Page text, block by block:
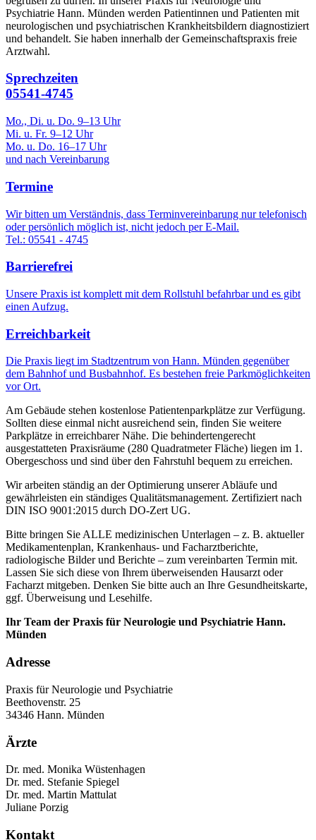
Psychiatrie Hann. Münden werden Patientinnen und Patienten mit
neurologischen und psychiatrischen Krankheitsbildern diagnostiziert
und behandelt. Sie haben innerhalb der Gemeinschaftspraxis freie
Arztwahl.
Sprechzeiten
05541-4745
Mo., Di. u. Do. 9–13 Uhr
Mi. u. Fr. 9–12 Uhr
Mo. u. Do. 16–17 Uhr
und nach Vereinbarung
Termine
Wir bitten um Verständnis, dass Terminvereinbarung nur telefonisch
oder persönlich möglich ist, nicht jedoch per E-Mail.
Tel.: 05541 - 4745
Barrierefrei
Unsere Praxis ist komplett mit dem Rollstuhl befahrbar und es gibt
einen Aufzug.
Erreichbarkeit
Die Praxis liegt im Stadtzentrum von Hann. Münden gegenüber
dem Bahnhof und Busbahnhof. Es bestehen freie Parkmöglichkeiten
vor Ort.
Am Gebäude stehen kostenlose Patientenparkplätze zur Verfügung.
Sollten diese einmal nicht ausreichend sein, finden Sie weitere
Parkplätze in erreichbarer Nähe. Die behindertengerecht
ausgestatteten Praxisräume (280 Quadratmeter Fläche) liegen im 1.
Obergeschoss und sind über den Fahrstuhl bequem zu erreichen.
Wir arbeiten ständig an der Optimierung unserer Abläufe und
gewährleisten ein ständiges Qualitätsmanagement. Zertifiziert nach
DIN ISO 9001:2015 durch DO-Zert UG.
Bitte bringen Sie ALLE medizinischen Unterlagen – z. B. aktueller
Medikamentenplan, Krankenhaus- und Facharztberichte,
radiologische Bilder und Berichte – zum vereinbarten Termin mit.
Lassen Sie sich diese von Ihrem überweisenden Hausarzt oder
Facharzt mitgeben. Denken Sie bitte auch an Ihre Gesundheitskarte,
ggf. Überweisung und Lesehilfe.
Ihr Team der Praxis für Neurologie und Psychiatrie Hann.
Münden
Adresse
Praxis für Neurologie und Psychiatrie
Beethovenstr. 25
34346 Hann. Münden
Ärzte
Dr. med. Monika Wüstenhagen
Dr. med. Stefanie Spiegel
Dr. med. Martin Mattulat
Juliane Porzig
Kontakt